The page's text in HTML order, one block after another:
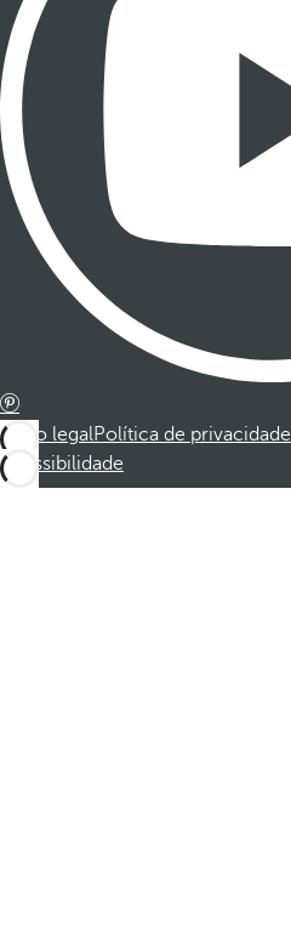
Aviso legalPolítica de privacidade
Acessibilidade